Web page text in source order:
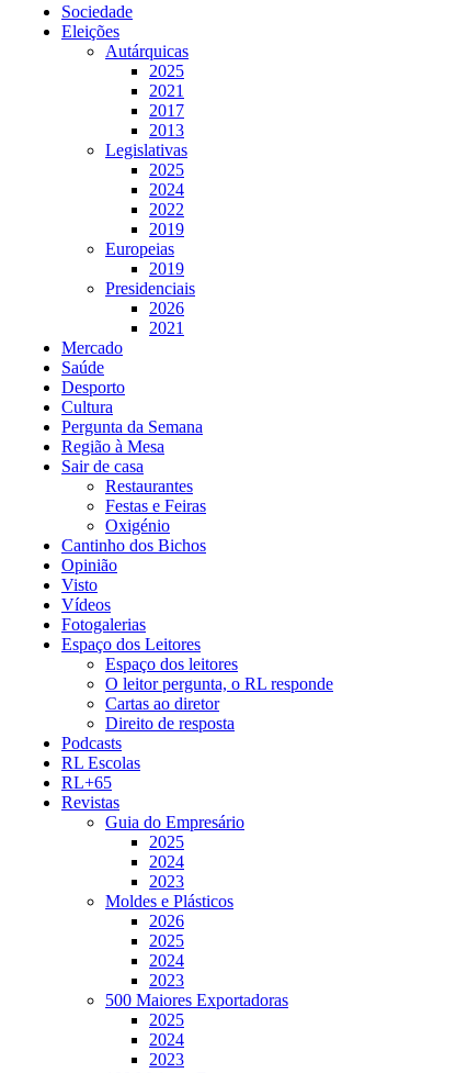
Sociedade
Eleições
Autárquicas
2025
2021
2017
2013
Legislativas
2025
2024
2022
2019
Europeias
2019
Presidenciais
2026
2021
Mercado
Saúde
Desporto
Cultura
Pergunta da Semana
Região à Mesa
Sair de casa
Restaurantes
Festas e Feiras
Oxigénio
Cantinho dos Bichos
Opinião
Visto
Vídeos
Fotogalerias
Espaço dos Leitores
Espaço dos leitores
O leitor pergunta, o RL responde
Cartas ao diretor
Direito de resposta
Podcasts
RL Escolas
RL+65
Revistas
Guia do Empresário
2025
2024
2023
Moldes e Plásticos
2026
2025
2024
2023
500 Maiores Exportadoras
2025
2024
2023